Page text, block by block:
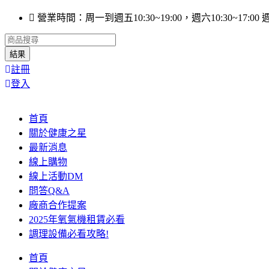
至
主
要
內
容
營業時間：周一到週五10:30~19:00，週六10:30~17:00
Search
...
結果
註冊
登入
首頁
關於健康之星
最新消息
線上購物
線上活動DM
問答Q&A
廠商合作提案
2025年氧氣機租賃必看
調理設備必看攻略!
首頁